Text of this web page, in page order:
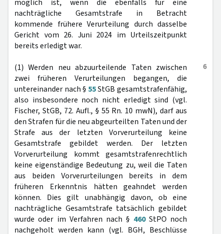
möglich ist, wenn die ebenfalls für eine
nachträgliche Gesamtstrafe in Betracht
kommende frühere Verurteilung durch dasselbe
Gericht vom 26. Juni 2024 im Urteilszeitpunkt
bereits erledigt war.
6
(1) Werden neu abzuurteilende Taten zwischen
zwei früheren Verurteilungen begangen, die
untereinander nach § 55StGB gesamtstrafenfähig,
also insbesondere noch nicht erledigt sind (vgl.
Fischer, StGB, 72. Aufl., § 55 Rn. 10 mwN), darf aus
den Strafen für die neu abgeurteilten Taten und der
Strafe aus der letzten Vorverurteilung keine
Gesamtstrafe gebildet werden. Der letzten
Vorverurteilung kommt gesamtstrafenrechtlich
keine eigenständige Bedeutung zu, weil die Taten
aus beiden Vorverurteilungen bereits in dem
früheren Erkenntnis hätten geahndet werden
können. Dies gilt unabhängig davon, ob eine
nachträgliche Gesamtstrafe tatsächlich gebildet
wurde oder im Verfahren nach § 460StPO noch
nachgeholt werden kann (vgl. BGH, Beschlüsse